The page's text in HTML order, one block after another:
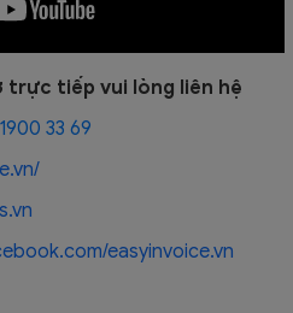
tiếp vui lòng liên hệ
1900 33 69
easyinvoice.vn